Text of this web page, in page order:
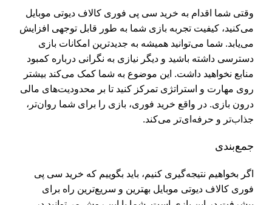
وقتی شما اقدام به خرید سی پی فوری کالاف دیوتی موبایل
می‌کنید، کیفیت تجربه بازی شما به طور قابل توجهی افزایش
می‌یابد. شما می‌توانید همیشه به جدیدترین امکانات بازی
دسترسی داشته باشید و دیگر نیازی به نگرانی درباره کمبود
منابع نخواهید داشت. این موضوع به شما کمک می‌کند بیشتر
روی مهارت و استراتژی تمرکز کنید تا بر محدودیت‌های مالی
درون بازی. در واقع خرید فوری، بازی را برای شما روان‌تر،
جذاب‌تر و حرفه‌ای‌تر می‌کند.
جمع‌بندی
اگر بخواهیم نتیجه‌گیری کنیم، باید بگوییم که خرید سی پی
فوری کالاف دیوتی موبایل بهترین و سریع‌ترین راه برای